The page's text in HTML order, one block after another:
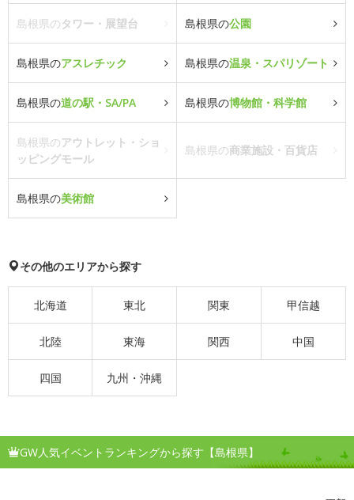
島根県のタワー・展望台 島根県の公園
島根県のアスレチック 島根県の温泉・スパリゾート
島根県の道の駅・SA/PA 島根県の博物館・科学館
島根県のアウトレット・ショ
ッピングモール
島根県の商業施設・百貨店
島根県の美術館
その他のエリアから探す
北海道 東北 関東 甲信越
北陸 東海 関西 中国
四国 九州・沖縄
GW人気イベントランキングから探す【島根県】